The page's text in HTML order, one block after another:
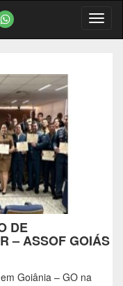
DE
– ASSOF GOIÁS
Goiânia – GO na